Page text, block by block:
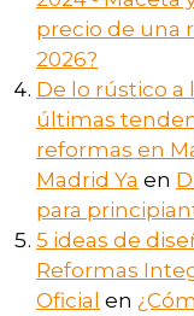
precio de una
2026?
De lo rústico
últimas
reformas en
Madrid Ya en
para
5 ideas de
Reformas
Oficial en